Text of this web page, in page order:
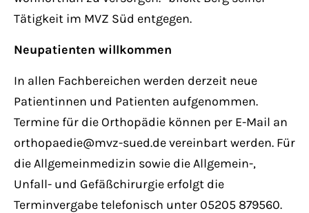
Tätigkeit im MVZ Süd entgegen.
Neupatienten willkommen
In allen Fachbereichen werden derzeit neue
Patientinnen und Patienten aufgenommen.
Termine für die Orthopädie können per E-Mail an
orthopaedie@mvz-sued.de vereinbart werden. Für
die Allgemeinmedizin sowie die Allgemein-,
Unfall- und Gefäßchirurgie erfolgt die
Terminvergabe telefonisch unter 05205 879560.